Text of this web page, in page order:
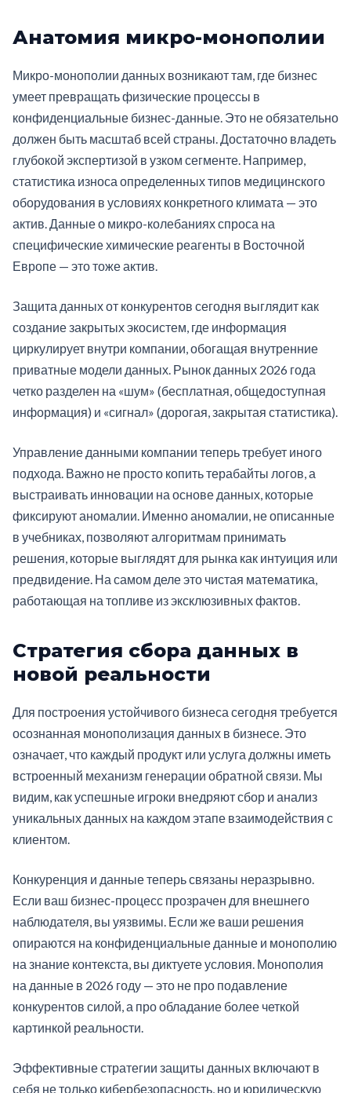
Анатомия микро-монополии
Микро-монополии данных возникают там, где бизнес
умеет превращать физические процессы в
конфиденциальные бизнес-данные. Это не обязательно
должен быть масштаб всей страны. Достаточно владеть
глубокой экспертизой в узком сегменте. Например,
статистика износа определенных типов медицинского
оборудования в условиях конкретного климата — это
актив. Данные о микро-колебаниях спроса на
специфические химические реагенты в Восточной
Европе — это тоже актив.
Защита данных от конкурентов сегодня выглядит как
создание закрытых экосистем, где информация
циркулирует внутри компании, обогащая внутренние
приватные модели данных. Рынок данных 2026 года
четко разделен на «шум» (бесплатная, общедоступная
информация) и «сигнал» (дорогая, закрытая статистика).
Управление данными компании теперь требует иного
подхода. Важно не просто копить терабайты логов, а
выстраивать инновации на основе данных, которые
фиксируют аномалии. Именно аномалии, не описанные
в учебниках, позволяют алгоритмам принимать
решения, которые выглядят для рынка как интуиция или
предвидение. На самом деле это чистая математика,
работающая на топливе из эксклюзивных фактов.
Стратегия сбора данных в
новой реальности
Для построения устойчивого бизнеса сегодня требуется
осознанная монополизация данных в бизнесе. Это
означает, что каждый продукт или услуга должны иметь
встроенный механизм генерации обратной связи. Мы
видим, как успешные игроки внедряют сбор и анализ
уникальных данных на каждом этапе взаимодействия с
клиентом.
Конкуренция и данные теперь связаны неразрывно.
Если ваш бизнес-процесс прозрачен для внешнего
наблюдателя, вы уязвимы. Если же ваши решения
опираются на конфиденциальные данные и монополию
на знание контекста, вы диктуете условия. Монополия
на данные в 2026 году — это не про подавление
конкурентов силой, а про обладание более четкой
картинкой реальности.
Эффективные стратегии защиты данных включают в
себя не только кибербезопасность, но и юридическую